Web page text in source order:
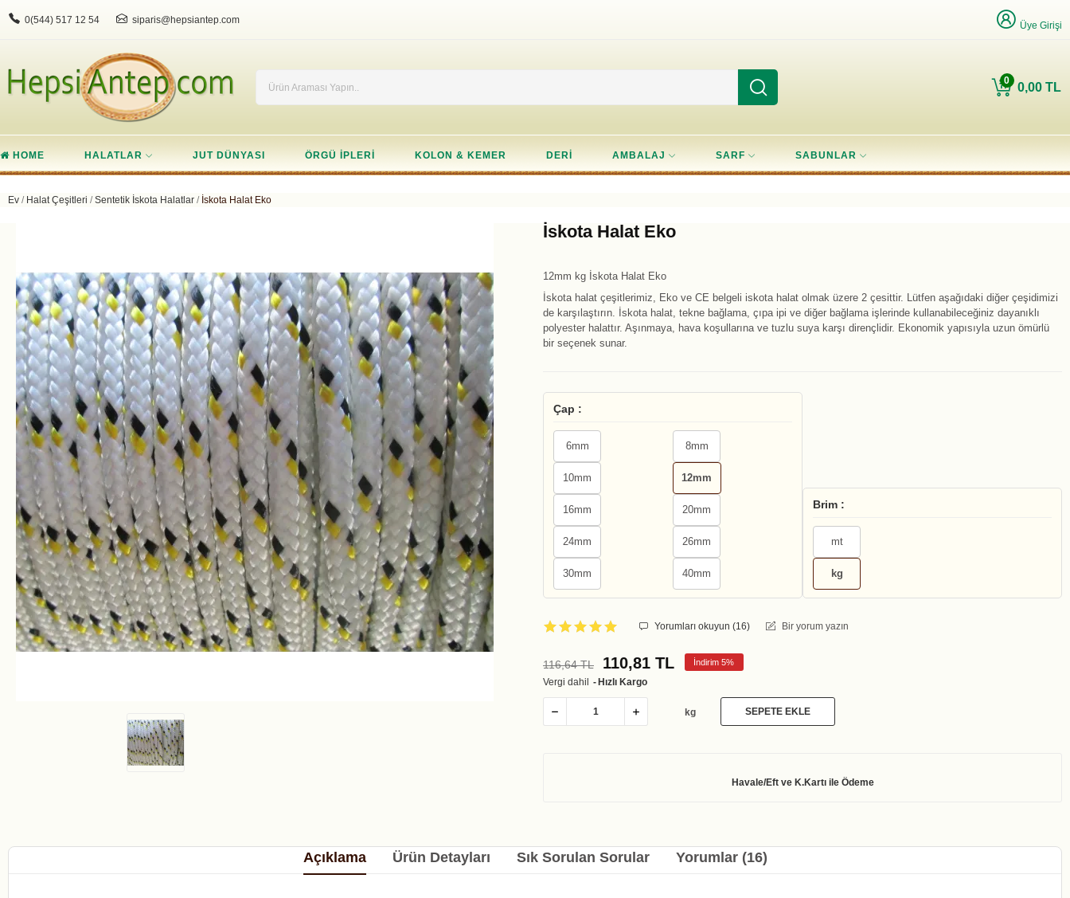
0(544) 517 12 54 siparis@hepsiantep.com
Üye Girişi
0,00 TL
0
HOME HALATLAR JUT DÜNYASI ÖRGÜ IPLERI KOLON & KEMER DERI AMBALAJ SARF SABUNLAR
Ev Halat Çeşitleri Sentetik İskota Halatlar İskota Halat Eko
İskota Halat Eko
12mm kg İskota Halat Eko
İskota halat çeşitlerimiz, Eko ve CE belgeli iskota halat olmak üzere 2 çesittir. Lütfen aşağıdaki diğer çeşidimizi
de karşılaştırın. İskota halat, tekne bağlama, çıpa ipi ve diğer bağlama işlerinde kullanabileceğiniz dayanıklı
polyester halattır. Aşınmaya, hava koşullarına ve tuzlu suya karşı dirençlidir. Ekonomik yapısıyla uzun ömürlü
bir seçenek sunar.
Çap :
6mm 8mm
10mm 12mm
16mm 20mm
24mm 26mm
30mm 40mm
Brim :
mt
kg
Yorumları okuyun (16) Bir yorum yazın
116,64 TL 110,81 TL İndirim 5%
Vergi dahil Hızlı Kargo
kg SEPETE EKLE
Açıklama Ürün Detayları Sık Sorulan Sorular Yorumlar (16)